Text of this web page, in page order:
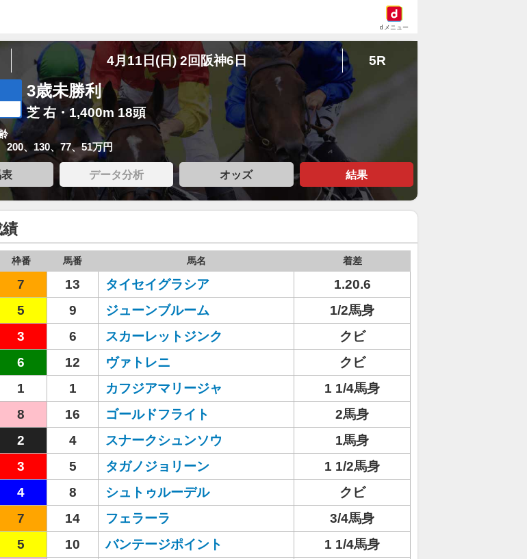
dメニュー
4月11日(日) 2回阪神6日 5R
3歳未勝利
芝 右・1,400m 18頭
200、130、77、51万円
データ分析 オッズ 結果
枠番 馬番 馬名 着差
7 13 タイセイグラシア
1.20.6
5 9 ジューンブルーム
1/2馬身
3 6 スカーレットジンク
クビ
6 12 ヴァトレニ
クビ
1 1 カフジアマリージャ
1 1/4馬身
8 16 ゴールドフライト
2馬身
2 4 スナークシュンソウ
1馬身
3 5 タガノジョリーン
1 1/2馬身
4 8 シュトゥルーデル
クビ
7 14 フェラーラ
3/4馬身
5 10 バンテージポイント
1 1/4馬身